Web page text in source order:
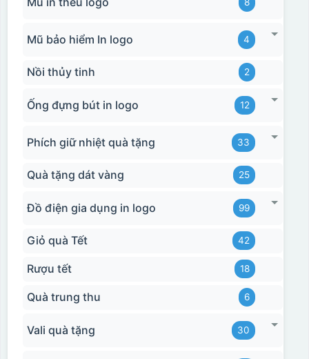
Hộp xi 2 cốc
Mũ bảo hiểm In logo 4
Nồi thủy tinh 2
Ống đựng bút in logo 12
Phích giữ nhiệt quà tặng 33
Quà tặng dát vàng 25
Đồ điện gia dụng in logo 99
Giỏ quà Tết 42
Rượu tết 18
Quà trung thu 6
Vali quà tặng 30